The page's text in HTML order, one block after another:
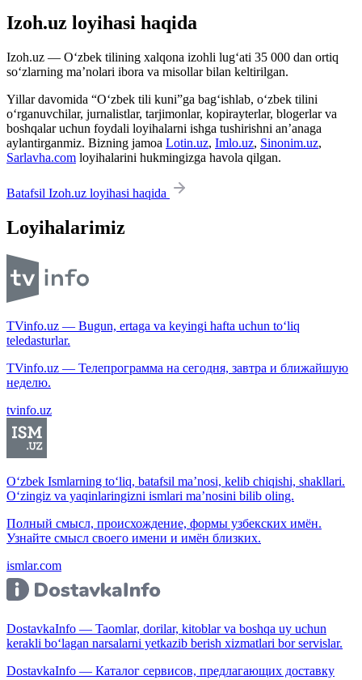
Izoh.uz loyihasi haqida
Izoh.uz — O‘zbek tilining xalqona izohli lug‘ati 35 000 dan ortiq
so‘zlarning ma’nolari ibora va misollar bilan keltirilgan.
Yillar davomida “O‘zbek tili kuni”ga bag‘ishlab, o‘zbek tilini
o‘rganuvchilar, jurnalistlar, tarjimonlar, kopirayterlar, blogerlar va
boshqalar uchun foydali loyihalarni ishga tushirishni an’anaga
aylantirganmiz. Bizning jamoa Lotin.uz, Imlo.uz, Sinonim.uz,
Sarlavha.com loyihalarini hukmingizga havola qilgan.
Batafsil Izoh.uz loyihasi haqida
Loyihalarimiz
TVinfo.uz — Bugun, ertaga va keyingi hafta uchun to‘liq
teledasturlar.
TVinfo.uz — Телепрограмма на сегодня, завтра и ближайшую
неделю.
tvinfo.uz
O‘zbek Ismlarning to‘liq, batafsil ma’nosi, kelib chiqishi, shakllari.
O‘zingiz va yaqinlaringizni ismlari ma’nosini bilib oling.
Полный смысл, происхождение, формы узбекских имён.
Узнайте смысл своего имени и имён близких.
ismlar.com
DostavkaInfo — Taomlar, dorilar, kitoblar va boshqa uy uchun
kerakli bo‘lagan narsalarni yetkazib berish xizmatlari bor servislar.
DostavkaInfo — Каталог сервисов, предлагающих доставку